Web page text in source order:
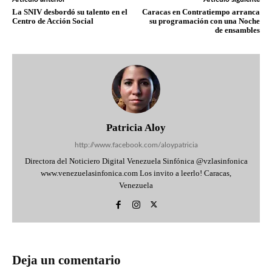
La SNIV desbordó su talento en el
Centro de Acción Social
Caracas en Contratiempo arranca
su programación con una Noche
de ensambles
Patricia Aloy
http://www.facebook.com/aloypatricia
Directora del Noticiero Digital Venezuela Sinfónica @vzlasinfonica
www.venezuelasinfonica.com Los invito a leerlo! Caracas,
Venezuela
Deja un comentario